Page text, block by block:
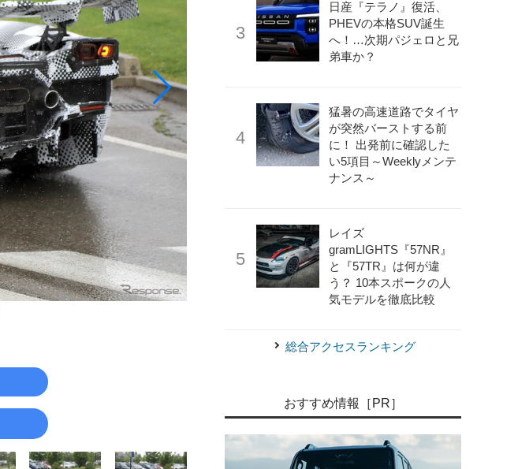
日産『テラノ』復活、
PHEVの本格SUV誕生
へ！…次期パジェロと兄
弟車か？
猛暑の高速道路でタイヤ
が突然バーストする前
に！ 出発前に確認した
い5項目～Weeklyメンテ
ナンス～
レイズ
gramLIGHTS『57NR』
と『57TR』は何が違
う？ 10本スポークの人
気モデルを徹底比較
総合アクセスランキング
おすすめ情報［PR］